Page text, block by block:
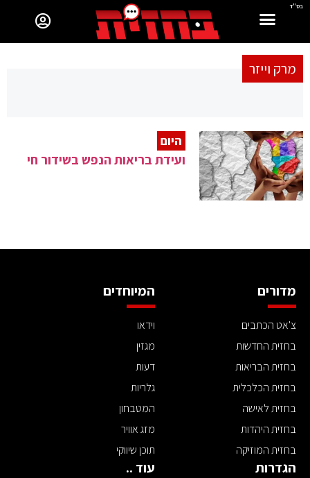
בס"ד
מרק וייזר
היום
ועידת בריאות הנפש בשידור חי
מדורים
צ'אט הכתבים
בחזית החדשות
בחזית הבריאות
בחזית הכלכלית
בחזית לאישה
בחזית היהדות
בחזית המוזיקה
המיוחדים
וידאו
מגזין
דעות
גלריות
המטבחון
מזג אוויר
תוכן שיווקי
הגדרות עוד ..